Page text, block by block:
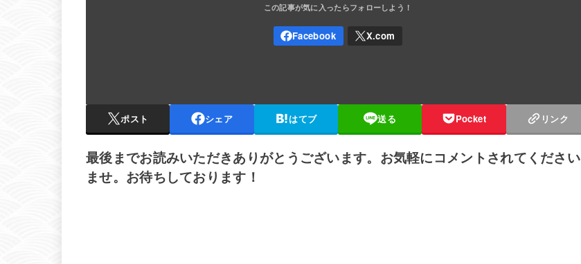
ポスト シェア はてブ 送る Pocket リンク
最後までお読みいただきありがとうございます。お気軽にコメントされてください
ませ。お待ちしております！